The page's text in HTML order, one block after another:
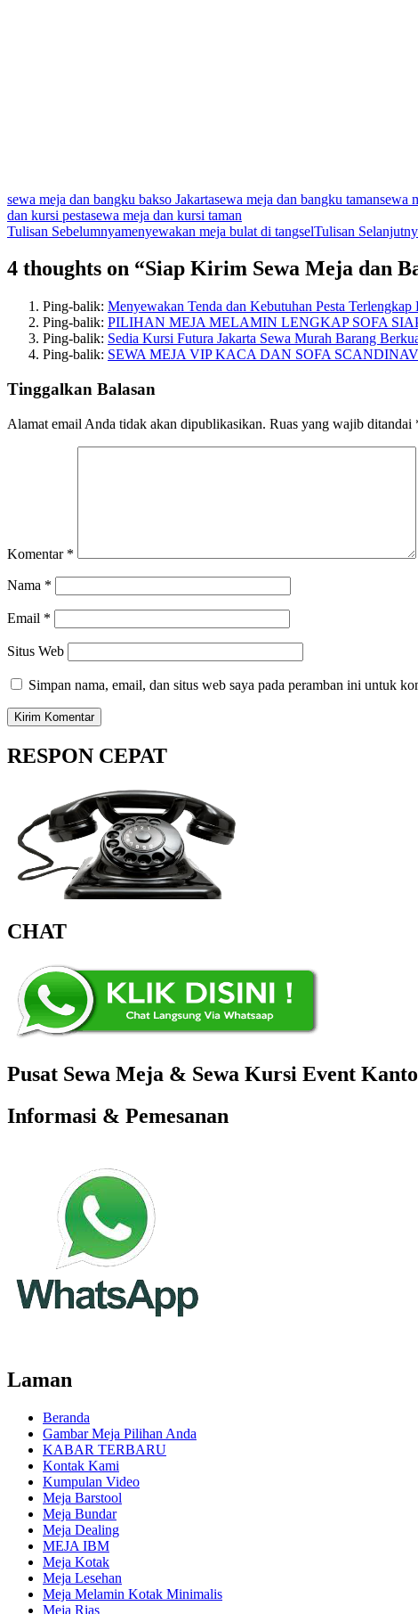
sewa meja dan bangku bakso Jakartasewa meja dan bangku tamansewa
dan kursi pestasewa meja dan kursi taman
Navigasi
Tulisan
Tulisan Sebelumnyamenyewakan meja bulat di tangselTulisan
4 thoughts on “Siap Kirim Sewa Meja dan
Ping-balik: Menyewakan Tenda dan Kebutuhan Pesta Terlengkap
Ping-balik: PILIHAN MEJA MELAMIN LENGKAP SOFA
Ping-balik: Sedia Kursi Futura Jakarta Sewa Murah Barang
Ping-balik: SEWA MEJA VIP KACA DAN SOFA
Tinggalkan Balasan
Alamat email Anda tidak akan dipublikasikan. Ruas yang wajib ditandai
Komentar *
Nama *
Email *
Situs Web
Simpan nama, email, dan situs web saya pada peramban ini untuk
RESPON CEPAT
CHAT
Pusat Sewa Meja & Sewa Kursi Event
Informasi & Pemesanan
Laman
Beranda
Gambar Meja Pilihan Anda
KABAR TERBARU
Kontak Kami
Kumpulan Video
Meja Barstool
Meja Bundar
Meja Dealing
MEJA IBM
Meja Kotak
Meja Lesehan
Meja Melamin Kotak Minimalis
Meja Rias